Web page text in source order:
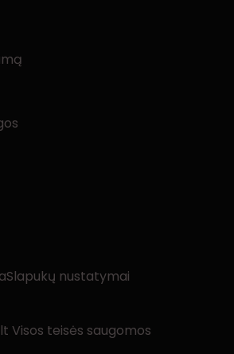
Slapukų nustatymai
Visos teisės saugomos